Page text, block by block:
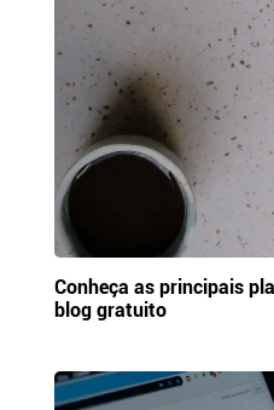
Conheça as principais
blog gratuito